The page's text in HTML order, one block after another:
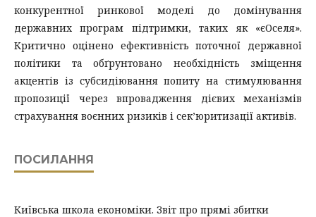
конкурентної ринкової моделі до домінування
державних програм підтримки, таких як «єОселя».
Критично оцінено ефективність поточної державної
політики та обґрунтовано необхідність зміщення
акцентів із субсидіювання попиту на стимулювання
пропозиції через впровадження дієвих механізмів
страхування воєнних ризиків і сек’юритизації активів.
ПОСИЛАННЯ
Київська школа економіки. Звіт про прямі збитки